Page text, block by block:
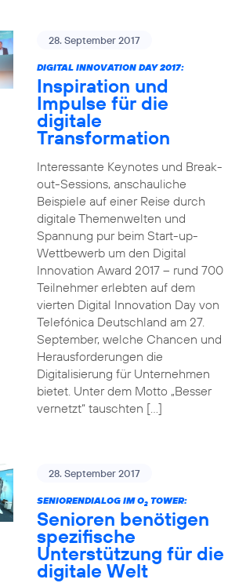
28. September 2017
DIGITAL INNOVATION DAY 2017:
Inspiration und
Impulse für die
digitale
Transformation
Interessante Keynotes und Break-
out-Sessions, anschauliche
Beispiele auf einer Reise durch
digitale Themenwelten und
Spannung pur beim Start-up-
Wettbewerb um den Digital
Innovation Award 2017 – rund 700
Teilnehmer erlebten auf dem
vierten Digital Innovation Day von
Telefónica Deutschland am 27.
September, welche Chancen und
Herausforderungen die
Digitalisierung für Unternehmen
bietet. Unter dem Motto „Besser
vernetzt“ tauschten […]
28. September 2017
SENIORENDIALOG IM O2TOWER:
Senioren benötigen
spezifische
Unterstützung für die
digitale Welt